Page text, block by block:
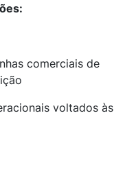
comerciais de
voltados às